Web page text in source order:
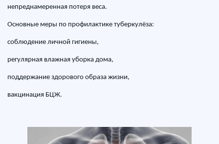
непреднамеренная потеря веса.
Основные меры по профилактике туберкулёза:
соблюдение личной гигиены,
регулярная влажная уборка дома,
поддержание здорового образа жизни,
вакцинация БЦЖ.